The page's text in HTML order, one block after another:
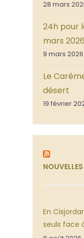
28 mars
24h pour
mars 2026
9 mars 2026
Le
désert
19 février
En
seuls face